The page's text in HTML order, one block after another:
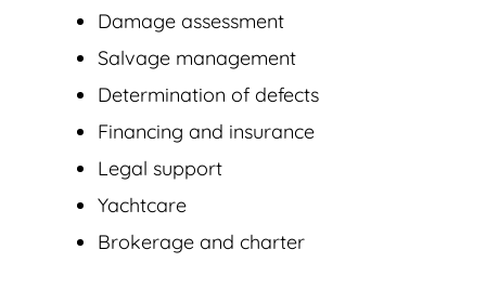
Damage assessment
Salvage management
Determination of defects
Financing and insurance
Legal support
Yachtcare
Brokerage and charter